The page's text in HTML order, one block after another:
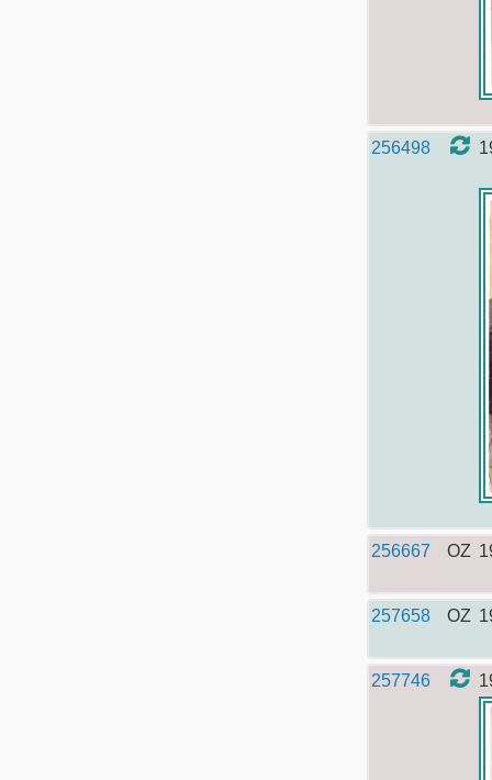
256498
256667 OZ
257658 OZ
257746